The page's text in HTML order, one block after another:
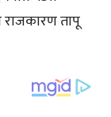
तापू